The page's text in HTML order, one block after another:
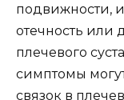
подвижности,
отечность или
плечевого
симптомы
связок в